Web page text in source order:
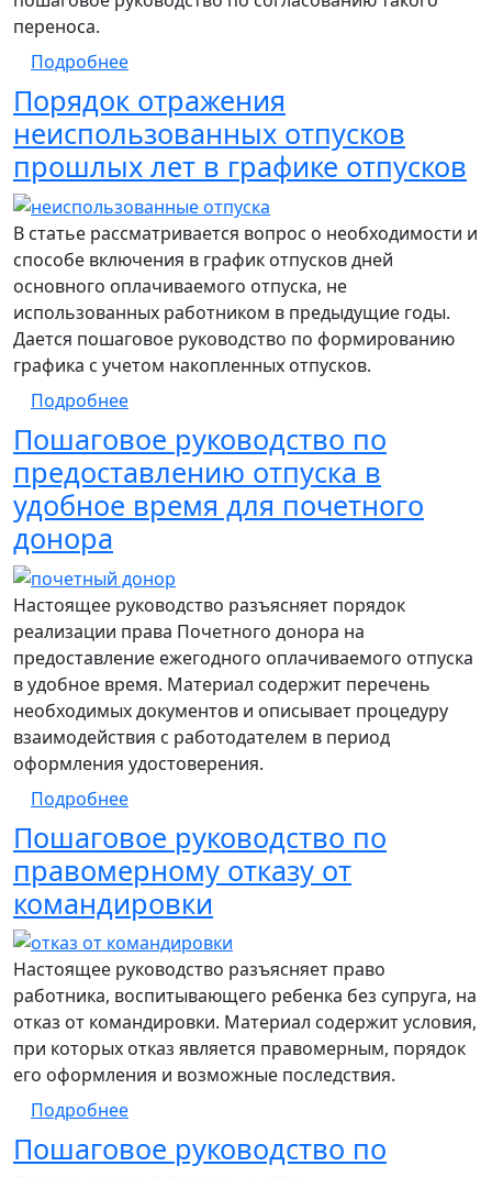
переноса.
Подробнеео Порядок переноса ежегодного
Порядок отражения
неиспользованных отпусков
прошлых лет в графике отпусков
В статье рассматривается вопрос о необходимости и
способе включения в график отпусков дней
основного оплачиваемого отпуска, не
использованных работником в предыдущие годы.
Дается пошаговое руководство по формированию
графика с учетом накопленных отпусков.
Подробнеео Порядок отражения
Пошаговое руководство по
предоставлению отпуска в
удобное время для почетного
донора
Настоящее руководство разъясняет порядок
реализации права Почетного донора на
предоставление ежегодного оплачиваемого отпуска
в удобное время. Материал содержит перечень
необходимых документов и описывает процедуру
взаимодействия с работодателем в период
оформления удостоверения.
Подробнеео Пошаговое руководство по
Пошаговое руководство по
правомерному отказу от
командировки
Настоящее руководство разъясняет право
работника, воспитывающего ребенка без супруга, на
отказ от командировки. Материал содержит условия,
при которых отказ является правомерным, порядок
его оформления и возможные последствия.
Подробнеео Пошаговое руководство по
Пошаговое руководство по